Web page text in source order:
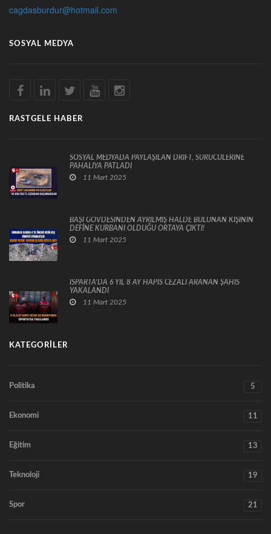
cagdasburdur@hotmail.com
SOSYAL MEDYA
RASTGELE HABER
SOSYAL MEDYADA PAYLAŞILAN DRİFT, SÜRÜCÜLERİNE
PAHALIYA PATLADI
11 Mart 2025
BAŞI GÖVDESİNDEN AYRILMIŞ HALDE BULUNAN KİŞİNİN
DEFİNE KURBANI OLDUĞU ORTAYA ÇIKTI!
11 Mart 2025
ISPARTA’DA 6 YIL 8 AY HAPİS CEZALI ARANAN ŞAHIS
YAKALANDI
11 Mart 2025
KATEGORILER
Politika 5
Ekonomi 11
Eğitim 13
Teknoloji 19
Spor 21